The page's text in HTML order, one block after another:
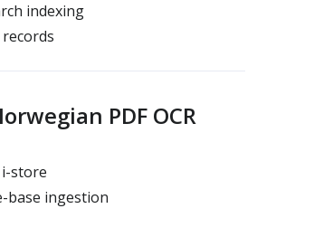
indexing
PDF OCR
store
base ingestion